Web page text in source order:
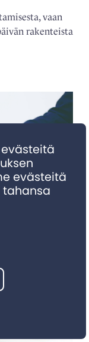
vaan
rakenteista
meille
evästeitä
tahansa